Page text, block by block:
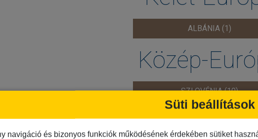
ALBÁNIA (1)
Közép-
SZLOVÉNIA (10)
Nyugat-
Süti beállítások
navigáció és bizonyos funkciók működésének érdekében sütiket